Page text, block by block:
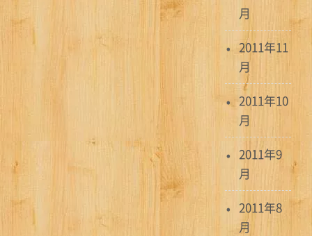
月
2011年11
月
2011年10
月
2011年9
月
2011年8
月